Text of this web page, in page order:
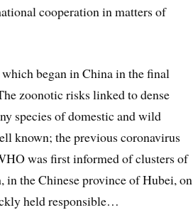
cooperation in matters of
began in China in the final
zoonotic risks linked to dense
species of domestic and wild
known; the previous coronavirus
was first informed of clusters of
in the Chinese province of Hubei, on
held responsible…